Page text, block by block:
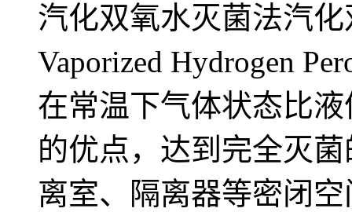
汽化双氧水灭菌法汽
Vaporized Hydrogen
在常温下气体状态比
的优点，达到完全灭
离室、隔离器等密闭